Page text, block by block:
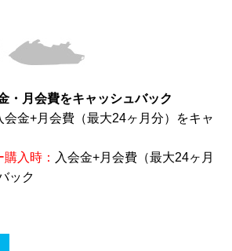
・月会費をキャッシュバック
会金+月会費（最大24ヶ月分）をキャ
入時： 入会金+月会費（最大24ヶ月
ック